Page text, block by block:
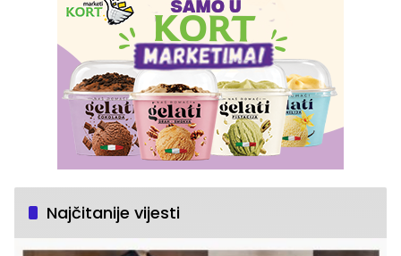
Najčitanije vijesti